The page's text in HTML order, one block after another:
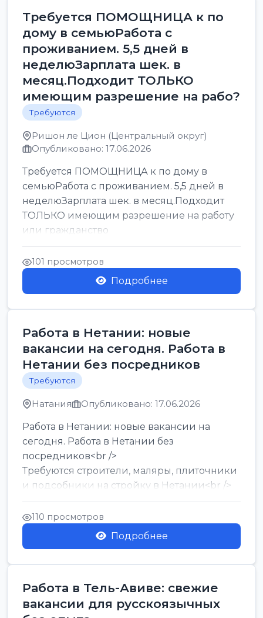
Требуется ПОМОЩНИЦА к по
дому в семьюРабота с
проживанием. 5,5 дней в
неделюЗарплата шек. в
месяц.Подходит ТОЛЬКО
имеющим разрешение на рабо?
Требуются
Ришон ле Цион (Центральный округ)
Опубликовано: 17.06.2026
Требуется ПОМОЩНИЦА к по дому в
семьюРабота с проживанием. 5,5 дней в
неделюЗарплата шек. в месяц.Подходит
ТОЛЬКО имеющим разрешение на работу
или гражданство
101 просмотров
Подробнее
Работа в Нетании: новые
вакансии на сегодня. Работа в
Нетании без посредников
Требуются
Натания Опубликовано: 17.06.2026
Работа в Нетании: новые вакансии на
сегодня. Работа в Нетании без
посредников<br />
Требуются строители, маляры, плиточники
и подсобники на стройку в Нетании<br />
Срочно требуются горничные, уборщи...
110 просмотров
Подробнее
Работа в Тель-Авиве: свежие
вакансии для русскоязычных